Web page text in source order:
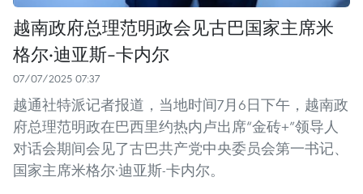
越南政府总理范明政会见古巴国家主席米
格尔·迪亚斯-卡内尔
07/07/2025 07:37
越通社特派记者报道，当地时间7月6日下午，越南政
府总理范明政在巴西里约热内卢出席“金砖+”领导人
对话会期间会见了古巴共产党中央委员会第一书记、
国家主席米格尔·迪亚斯-卡内尔。